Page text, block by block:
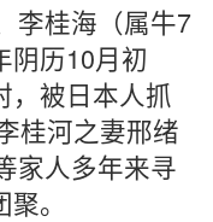
李桂海（属牛7
阴历10月初
，被日本人抓
桂河之妻邢绪
家人多年来寻
。